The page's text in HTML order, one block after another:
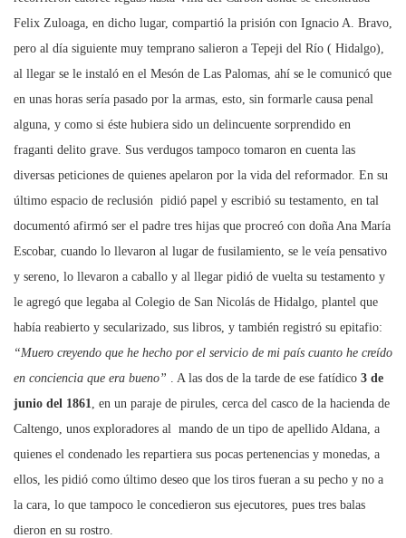
Felix Zuloaga, en dicho lugar, compartió la prisión con Ignacio A. Bravo,
pero al día siguiente muy temprano salieron a Tepeji del Río ( Hidalgo),
al llegar se le instaló en el Mesón de Las Palomas, ahí se le comunicó que
en unas horas sería pasado por la armas, esto, sin formarle causa penal
alguna, y como si éste hubiera sido un delincuente sorprendido en
fraganti delito grave. Sus verdugos tampoco tomaron en cuenta las
diversas peticiones de quienes apelaron por la vida del reformador. En su
último espacio de reclusión pidió papel y escribió su testamento, en tal
documentó afirmó ser el padre tres hijas que procreó con doña Ana María
Escobar, cuando lo llevaron al lugar de fusilamiento, se le veía pensativo
y sereno, lo llevaron a caballo y al llegar pidió de vuelta su testamento y
le agregó que legaba al Colegio de San Nicolás de Hidalgo, plantel que
había reabierto y secularizado, sus libros, y también registró su epitafio:
“Muero creyendo que he hecho por el servicio de mi país cuanto he creído
en conciencia que era bueno” . A las dos de la tarde de ese fatídico 3 de
junio del 1861
, en un paraje de pirules, cerca del casco de la hacienda de
Caltengo, unos exploradores al mando de un tipo de apellido Aldana, a
quienes el condenado les repartiera sus pocas pertenencias y monedas, a
ellos, les pidió como último deseo que los tiros fueran a su pecho y no a
la cara, lo que tampoco le concedieron sus ejecutores, pues tres balas
dieron en su rostro.